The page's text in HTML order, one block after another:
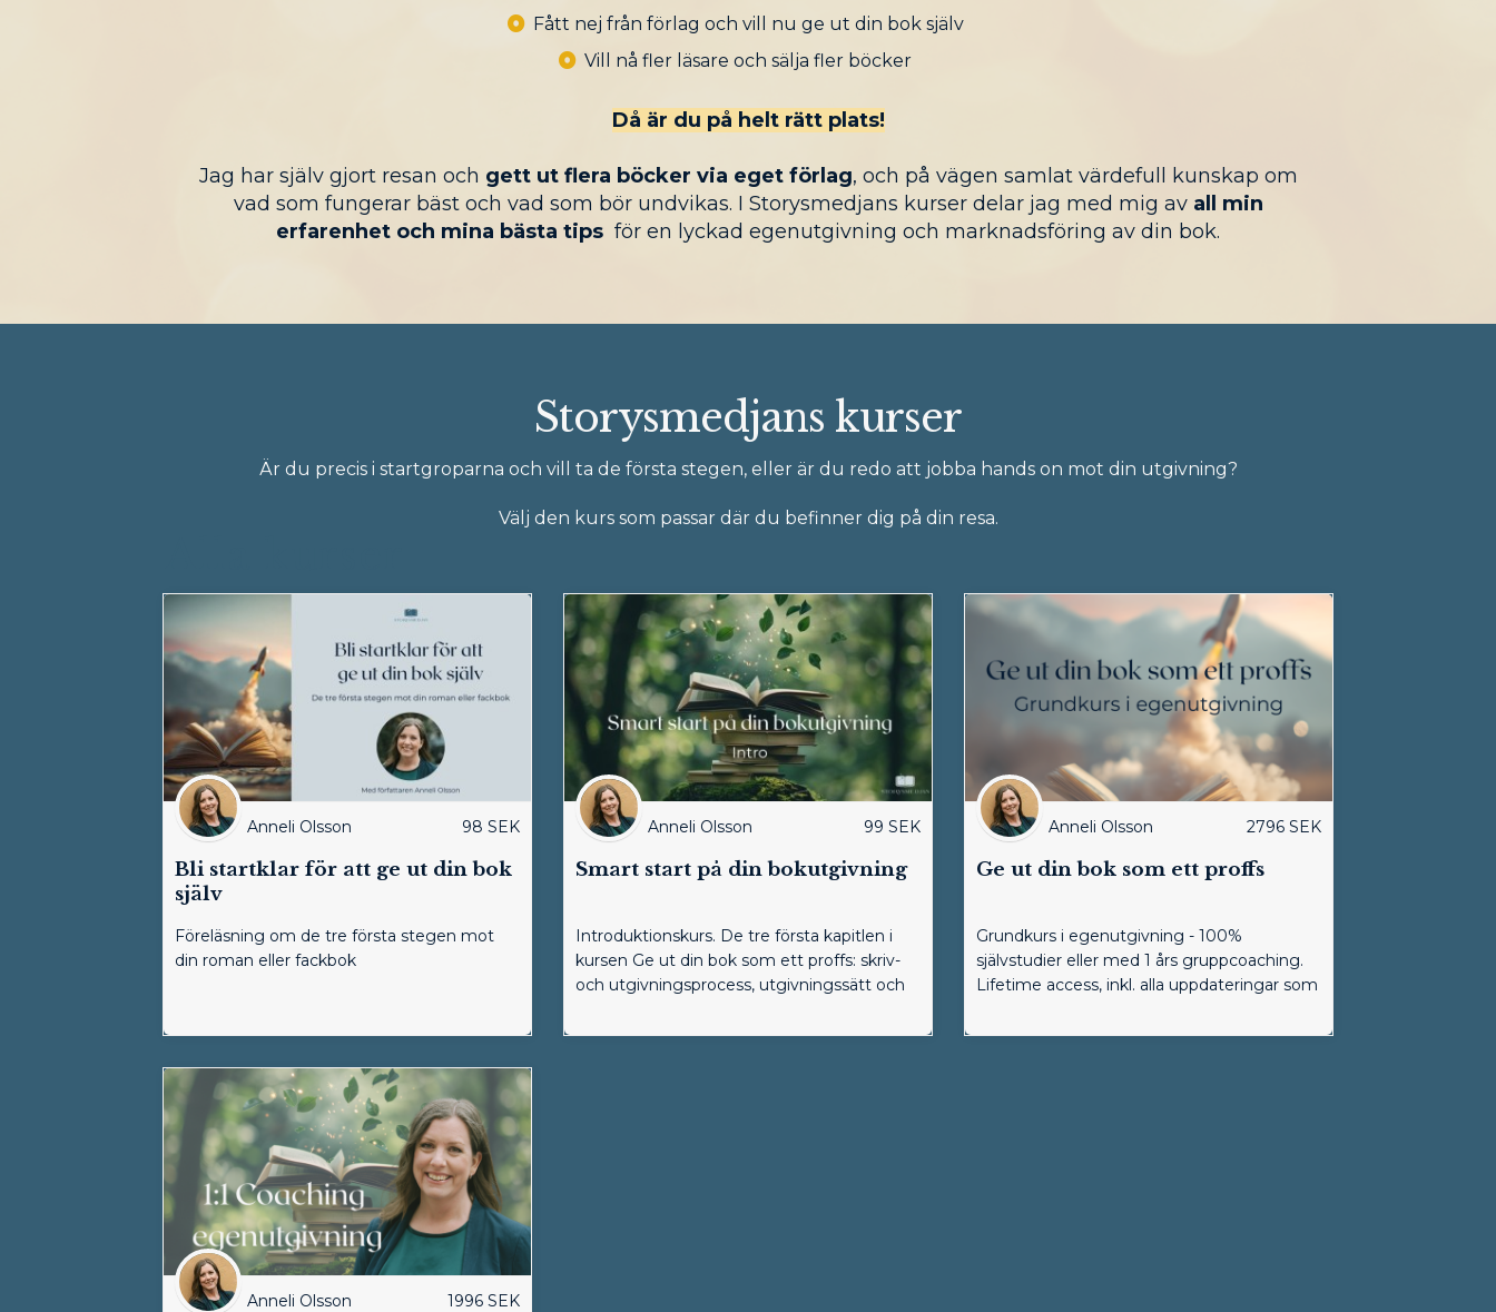
Fått nej från förlag och vill nu ge ut din bok själv
Vill nå fler läsare och sälja fler böcker
Då är du på helt rätt plats!
Jag har själv gjort resan och gett ut flera böcker via eget förlag, och på vägen samlat värdefull kunskap om
vad som fungerar bäst och vad som bör undvikas. I Storysmedjans kurser delar jag med mig av all min
erfarenhet och mina bästa tips för en lyckad egenutgivning och marknadsföring av din bok.
Storysmedjans kurser
Är du precis i startgroparna och vill ta de första stegen, eller är du redo att jobba hands on mot din utgivning?
Välj den kurs som passar där du befinner dig på din resa.
Anneli Olsson 98 SEK
Bli startklar för att ge ut din bok
själv
Föreläsning om de tre första stegen mot
din roman eller fackbok
Anneli Olsson 99 SEK
Smart start på din bokutgivning
Introduktionskurs. De tre första kapitlen i
kursen Ge ut din bok som ett proffs: skriv-
och utgivningsprocess, utgivningssätt och
Anneli Olsson 2796 SEK
Ge ut din bok som ett proffs
Grundkurs i egenutgivning - 100%
självstudier eller med 1 års gruppcoaching.
Lifetime access, inkl. alla uppdateringar som
Anneli Olsson 1996 SEK